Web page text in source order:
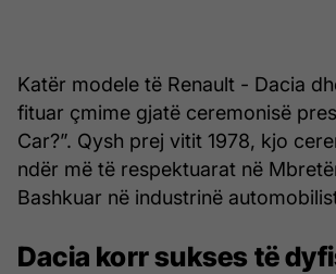
Katër modele të Renault - Dacia
fituar çmime gjatë ceremonisë
Car?”. Qysh prej vitit 1978, kjo
ndër më të respektuarat në
Bashkuar në industrinë
Dacia korr sukses të